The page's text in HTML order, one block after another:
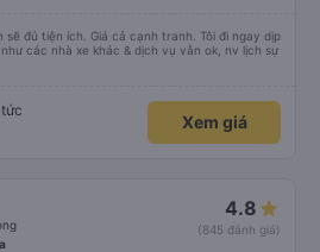
sẽ đủ tiện ích. Giá cả cạnh tranh. Tôi đi ngay dịp
các nhà xe khác & dịch vụ vẫn ok, nv lịch sự
Xem giá
4.8
(845 đánh giá)